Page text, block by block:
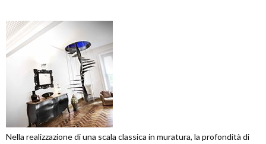
Nella realizzazione di una scala classica in muratura, la profondità di